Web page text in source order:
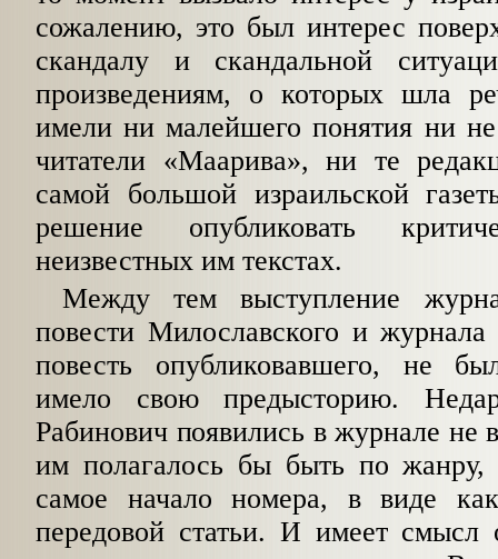
сожалению, это был интерес
скандалу и скандальной
произведениям, о которых шла
имели ни малейшего понятия ни
читатели «Маарива», ни те
самой большой израильской
решение опубликовать
неизвестных им текстах.
Между тем выступление
повести Мило­славского и журнала
повесть опубликовавше­го, не
имело свою предысторию.
Рабинович появились в журнале не
им полагалось бы быть по
самое начало номера, в виде
передовой статьи. И имеет смысл